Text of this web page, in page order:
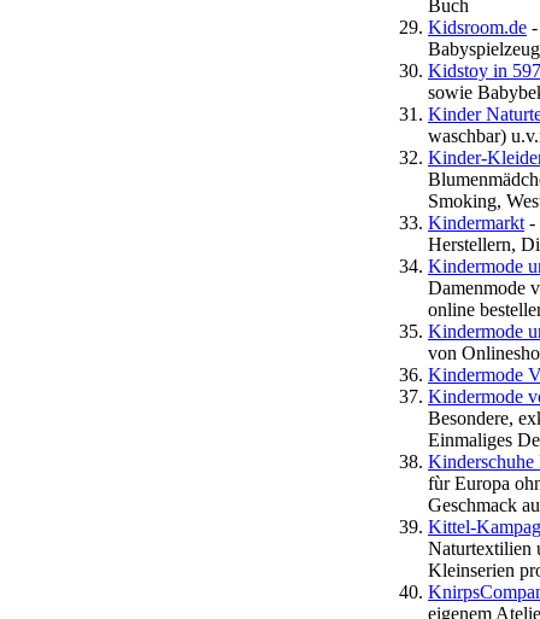
Buch
Kidsroom.de
Kidstoy in
sowie
Kinder
waschbar)
Kinder-
Smoking,
Kindermarkt -
Herstellern,
Kindermode
Damenmode
online
Kindermode
von
Kindermode
Kindermode
Besondere,
Einmaliges
fùr Europa
Geschmack
Kittel-
Naturtextilien
Kleinserien
eigenem